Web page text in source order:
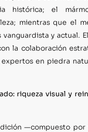
histórica; el
mientras que el
y actual.
la colaboración
expertos en piedra
riqueza visual y
—compuesto por